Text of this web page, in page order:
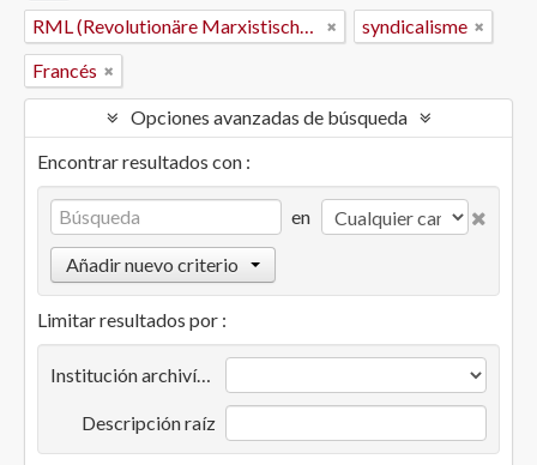
RML (Revolutionäre Marxistische Liga)
syndicalisme
Francés
Opciones avanzadas de búsqueda
Encontrar resultados con :
en
Añadir nuevo criterio
Limitar resultados por :
Institución archivística
Descripción raíz